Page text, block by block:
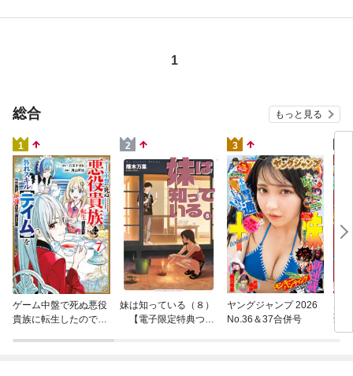
1
総合 もっと見る
1
ゲーム中盤で死ぬ悪役
貴族に転生したので、
2
妹は知っている（８）
【電子限定特典つ
3
ヤングジャンプ 2026
No.36＆37合併号
聖
り